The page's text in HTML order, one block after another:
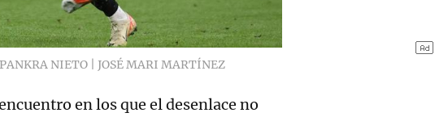
PANKRA NIETO | JOSÉ MARI MARTÍNEZ
en los que el desenlace no